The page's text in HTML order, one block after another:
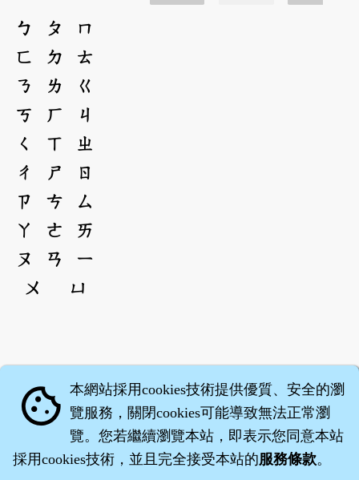
ㄅ ㄆ
ㄇ
ㄈ
ㄉ
ㄊ
ㄋ
ㄌ
ㄍ
ㄎ
ㄏ
ㄐ
ㄑ
ㄒ
ㄓ
ㄔ
ㄕ
ㄖ
ㄗ
ㄘ
ㄙ
ㄚ
ㄜ
ㄞ
ㄡ
ㄢ
ㄧ
ㄨ
ㄩ
cookie 本網站採用cookies技術提供優質、安全的瀏
覽服務，關閉cookies可能導致無法正常瀏
覽。您若繼續瀏覽本站，即表示您同意本站
採用cookies技術，並且完全接受本站的服務條款。